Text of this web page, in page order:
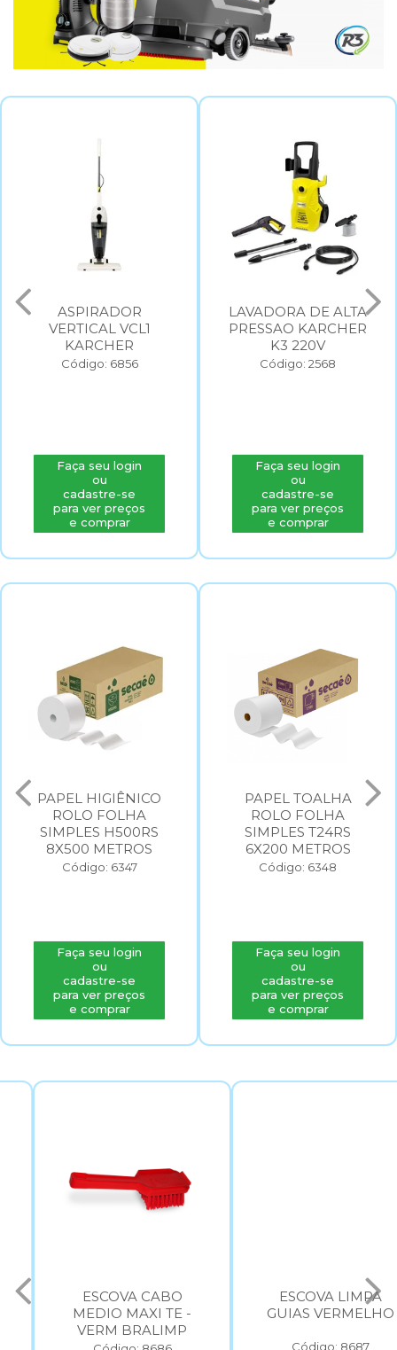
ASPIRADOR
VERTICAL VCL1
KARCHER
Código: 6856
Faça seu login
ou
cadastre-se
para ver preços
e comprar
LAVADORA DE ALTA
PRESSAO KARCHER
K3 220V
Código: 2568
Faça seu login
ou
cadastre-se
para ver preços
e comprar
PAPEL HIGIÊNICO
ROLO FOLHA
SIMPLES H500RS
8X500 METROS
Código: 6347
Faça seu login
ou
cadastre-se
para ver preços
e comprar
PAPEL TOALHA
ROLO FOLHA
SIMPLES T24RS
6X200 METROS
Código: 6348
Faça seu login
ou
cadastre-se
para ver preços
e comprar
ESCOVA CABO
MEDIO MAXI TE -
VERM BRALIMP
ESCOVA LIMPA
GUIAS VERMELHO
Código: 8687